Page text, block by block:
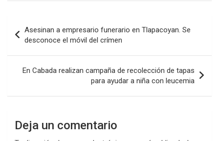
de
entradas
Asesinan a empresario funerario en Tlapacoyan. Se
desconoce el móvil del crímen
En Cabada realizan campaña de recolección de tapas
para ayudar a niña con leucemia
Deja un comentario